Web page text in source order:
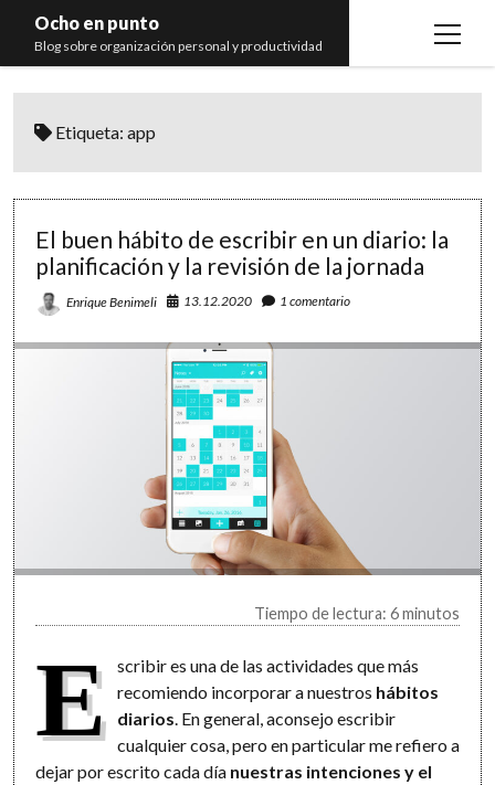
Ocho en punto
Blog sobre organización personal y productividad
open
Libros
Etiqueta:app
El buen hábito de escribir en un diario: la
planificación y la revisión de la jornada
Enrique Benimeli 13.12.2020 1 comentario
Tiempo de lectura: 6 minutos
E scribir es una de las actividades que más
recomiendo incorporar a nuestros hábitos
diarios . En general, aconsejo escribir
cualquier cosa, pero en particular me refiero a
dejar por escrito cada día nuestras intenciones y el